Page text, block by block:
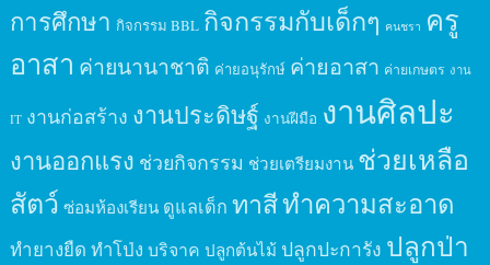
การศึกษา กิจกรรม BBL กิจกรรมกับเด็กๆ คนชรา ครู
อาสา ค่ายนานาชาติ ค่ายอนุรักษ์ ค่ายอาสา ค่ายเกษตร งาน
IT งานก่อสร้าง งานประดิษฐ์ งานฝีมือ งานศิลปะ
งานออกแรง ช่วยกิจกรรม ช่วยเตรียมงาน ช่วยเหลือ
สัตว์ ซ่อมห้องเรียน ดูแลเด็ก ทาสีทำความสะอาด
ทำยางยืด ทำโป่ง บริจาค ปลูกต้นไม้ ปลูกปะการัง ปลูกป่า